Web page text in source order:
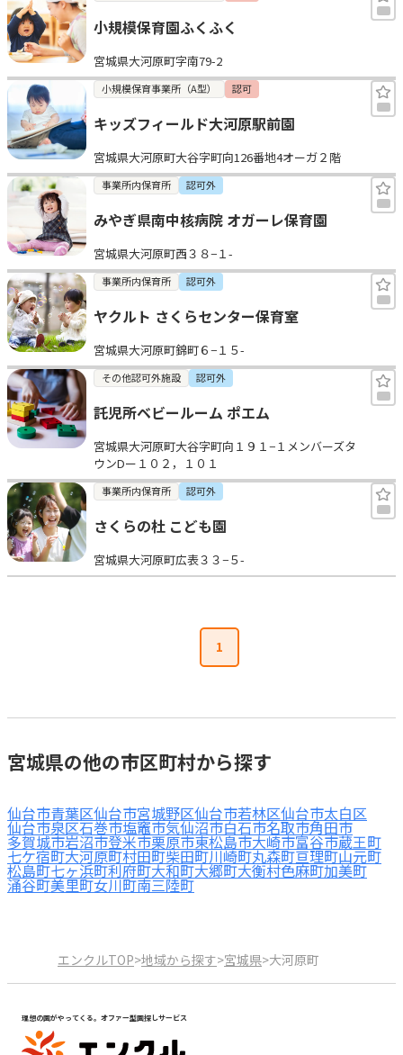
小規模保育園ふくふく
宮城県大河原町字南79-2
小規模保育事業所（A型） 認可
キッズフィールド大河原駅前園
宮城県大河原町大谷字町向126番地4オーガ２階
事業所内保育所 認可外
みやぎ県南中核病院 オガーレ保育園
宮城県大河原町西３８−１-
事業所内保育所 認可外
ヤクルト さくらセンター保育室
宮城県大河原町錦町６−１５-
その他認可外施設 認可外
託児所ベビールーム ポエム
宮城県大河原町大谷字町向１９１−１メンバーズタ
ウンDー１０２，１０１
事業所内保育所 認可外
さくらの杜 こども園
宮城県大河原町広表３３−５-
1
宮城県の他の市区町村から探す
仙台市青葉区仙台市宮城野区仙台市若林区仙台市太白区
仙台市泉区石巻市塩竈市気仙沼市白石市名取市角田市
多賀城市岩沼市登米市栗原市東松島市大崎市富谷市蔵王町
七ケ宿町大河原町村田町柴田町川崎町丸森町亘理町山元町
松島町七ヶ浜町利府町大和町大郷町大衡村色麻町加美町
涌谷町美里町女川町南三陸町
エンクルTOP>地域から探す>宮城県>大河原町
理想の園がやってくる。オファー型園探しサービス